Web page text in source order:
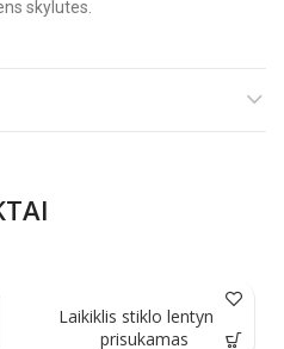
skylutes.
Laikiklis stiklo lentynai,
prisukamas